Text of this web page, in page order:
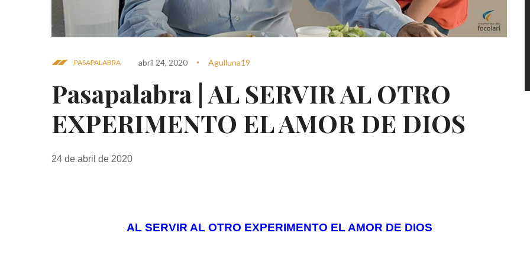
PASAPALABRA abril 24, 2020 Agulluna19
Pasapalabra | AL SERVIR AL OTRO
EXPERIMENTO EL AMOR DE DIOS
24 de abril de 2020
AL SERVIR AL OTRO EXPERIMENTO EL AMOR DE DIOS